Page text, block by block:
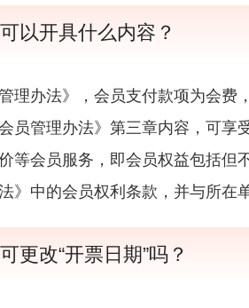
以开具什么内容？
理办法》，会员支付款项为会费
员管理办法》第三章内容，可享
等会员服务，即会员权益包括
》中的会员权利条款，并与所在
更改“开票日期”吗？